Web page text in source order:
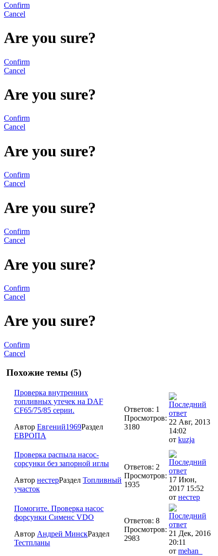
Confirm
Cancel
Are you sure?
Confirm
Cancel
Are you sure?
Confirm
Cancel
Are you sure?
Confirm
Cancel
Are you sure?
Confirm
Cancel
Are you sure?
Confirm
Cancel
Are you sure?
Confirm
Cancel
Похожие темы (5)
Проверка внутренних
топливных утечек на DAF
CF65/75/85 cерии.
Автор Евгений1969Раздел
ЕВРОПА
Ответов: 1
Просмотров:
3180
22 Авг, 2013
14:02
от kuzja
Проверка распыла насос-
сорсунки без запорной иглы
Автор нестерРаздел Топливный
участок
Ответов: 2
Просмотров:
1935
17 Июн,
2017 15:52
от нестер
Помогите. Проверка насос
форсунки Сименс VDO
Автор Андрей МинскРаздел
Тестпланы
Ответов: 8
Просмотров:
2983
21 Дек, 2016
20:11
от mehan_